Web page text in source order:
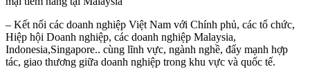
– Kết nối các doanh nghiệp Việt Nam với Chính phủ, các tổ chức,
Hiệp hội Doanh nghiệp, các doanh nghiệp Malaysia,
Indonesia,Singapore.. cùng lĩnh vực, ngành nghề, đẩy mạnh hợp
tác, giao thương giữa doanh nghiệp trong khu vực và quốc tế.